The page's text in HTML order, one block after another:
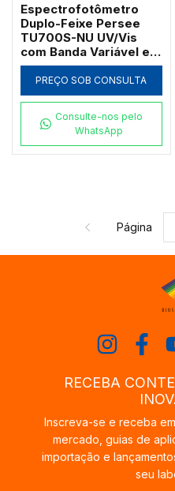
Espectrofotômetro
Duplo-Feixe Persee
TU700S-NU UV/Vis
com Banda Variável e
Software UVWin (190 a
1100nm)
PREÇO SOB CONSULTA
Consulte-nos pelo
WhatsApp
Página
RECEBA
Inscreva-se e receba
mercado, guias de
importação e
seu